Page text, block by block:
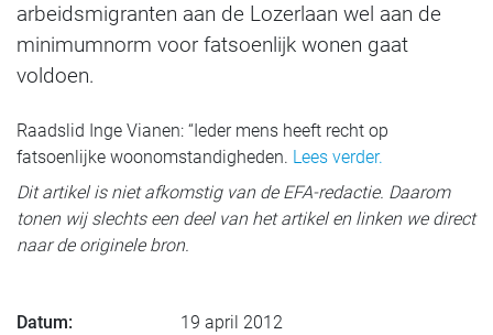
arbeidsmigranten aan de Lozerlaan wel aan de
minimumnorm voor fatsoenlijk wonen gaat
voldoen.
Raadslid Inge Vianen: “Ieder mens heeft recht op
fatsoenlijke woonomstandigheden. Lees verder.
Dit artikel is niet afkomstig van de EFA-redactie. Daarom
tonen wij slechts een deel van het artikel en linken we direct
naar de originele bron.
Datum:
19 april 2012